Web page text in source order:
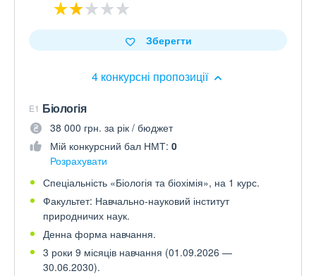
4 конкурсні пропозиції
Зберегти
E1 Біологія
38 000 грн. за рік / бюджет
Мій конкурсний бал НМТ: 0
Розрахувати
Спеціальність «Біологія та біохімія», на 1 курс.
Факультет: Навчально-науковий інститут
природничих наук.
Денна форма навчання.
3 роки 9 місяців навчання (01.09.2026 —
30.06.2030).